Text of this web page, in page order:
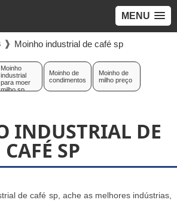
MENU
❱ Moinho industrial de café sp
Moinho
industrial
para moer
milho sp
Moinho de
condimentos
Moinho de
milho preço
INDUSTRIAL DE
CAFÉ SP
de café sp, ache as melhores indústrias,